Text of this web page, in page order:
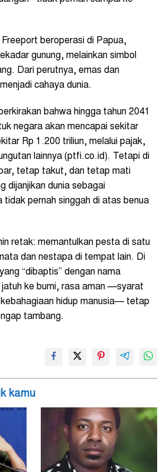
beroperasi di Papua,
gunung, melainkan simbol
Dari perutnya, emas dan
cahaya dunia.
bahwa hingga tahun 2041
negara akan mencapai sekitar
Rp 1.200 triliun, melalui pajak,
lainnya (ptfi.co.id). Tetapi di
tetap takut, dan tetap mati
dijanjikan dunia sebagai
tidak pernah singgah di atas benua
retak: memantulkan pesta di satu
dan nestapa di tempat lain. Di
“dibaptis” dengan nama
ke bumi, rasa aman —syarat
hidup manusia— tetap
tambang.
kamu